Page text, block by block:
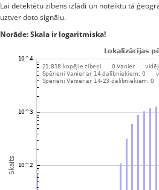
Lai detektētu zibens izlādi un noteiktu tā
uztver doto signālu.
Norāde: Skala ir logaritmiska!